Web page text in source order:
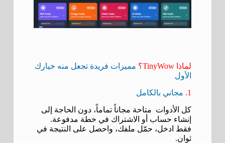
لماذا TinyWow؟
مميزات فريدة تجعل منه خيارك
الأول
1. مجاني بالكامل
كل الأدوات متاحة مجاناً تماماً، دون الحاجة إلى
إنشاء حساب أو الاشتراك في خطة مدفوعة.
فقط ادخل، حمّل ملفك، واحصل على النتيجة في
ثوانٍ.